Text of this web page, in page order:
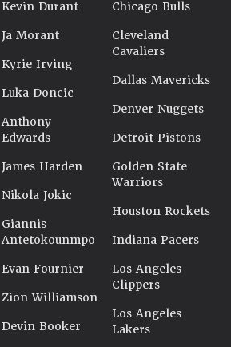
Kevin Durant
Ja Morant
Kyrie Irving
Luka Doncic
Anthony
Edwards
James Harden
Nikola Jokic
Giannis
Antetokounmpo
Evan Fournier
Zion Williamson
Devin Booker
Chicago Bulls
Cleveland
Cavaliers
Dallas Mavericks
Denver Nuggets
Detroit Pistons
Golden State
Warriors
Houston Rockets
Indiana Pacers
Los Angeles
Clippers
Los Angeles
Lakers